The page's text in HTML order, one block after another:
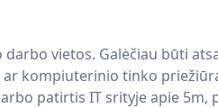
vietos. Galėčiau būti
kompiuterinio tinko
patirtis IT srityje apie 5m,